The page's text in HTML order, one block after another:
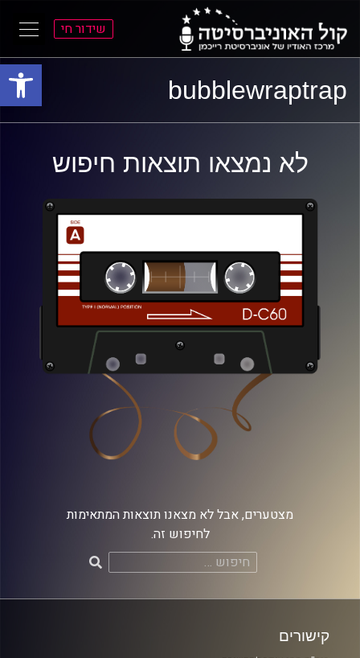
פתח
התפריט
הראשי
התוכן
הראשי
שידור חי
bubblewraptrap
לא נמצאו תוצאות חיפוש
מצטערים, אבל לא מצאנו תוצאות המתאימות
לחיפוש זה.
חיפוש:
קישורים